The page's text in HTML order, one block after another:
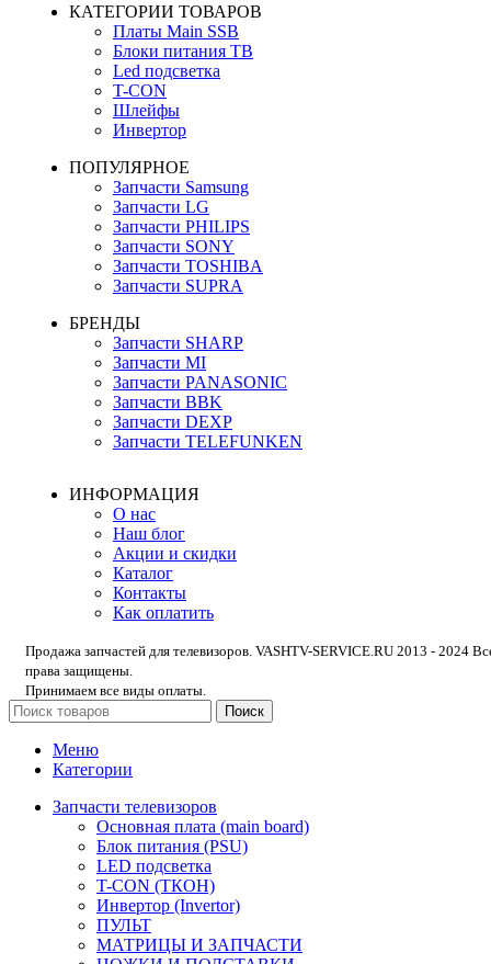
КАТЕГОРИИ ТОВАРОВ
Платы Main SSB
Блоки питания ТВ
Led подсветка
T-CON
Шлейфы
Инвертор
ПОПУЛЯРНОЕ
Запчасти Samsung
Запчасти LG
Запчасти PHILIPS
Запчасти SONY
Запчасти TOSHIBA
Запчасти SUPRA
БРЕНДЫ
Запчасти SHARP
Запчасти MI
Запчасти PANASONIC
Запчасти BBK
Запчасти DEXP
Запчасти TELEFUNKEN
ИНФОРМАЦИЯ
О нас
Наш блог
Акции и скидки
Каталог
Контакты
Как оплатить
Продажа запчастей для телевизоров. VASHTV-SERVICE.RU 2013 - 2024
права защищены.
Принимаем все виды оплаты.
Поиск
Меню
Категории
Запчасти телевизоров
Основная плата (main board)
Блок питания (PSU)
LED подсветка
T-CON (ТКОН)
Инвертор (Invertor)
ПУЛЬТ
МАТРИЦЫ И ЗАПЧАСТИ